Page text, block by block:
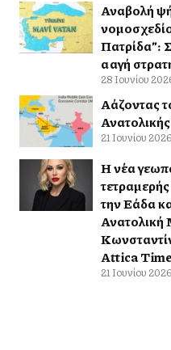
Αναβολή
Πατρίδα”:
αλλαγή
28 Ιουνίου
Αλλάζοντας
21 Ιουνίου 2026
Η νέα
την Ελλάδα
Ανατολική
Attica
21 Ιουνίου 2026